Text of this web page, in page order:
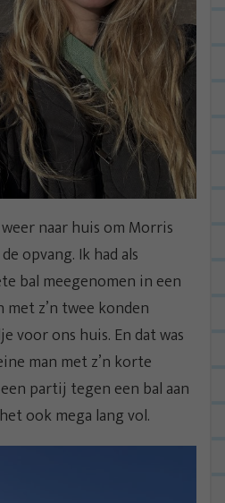
naar huis om Morris
opvang. Ik had als
bal meegenomen in een
met z’n twee konden
voor ons huis. En dat was
man met z’n korte
partij tegen een bal aan
ook mega lang vol.